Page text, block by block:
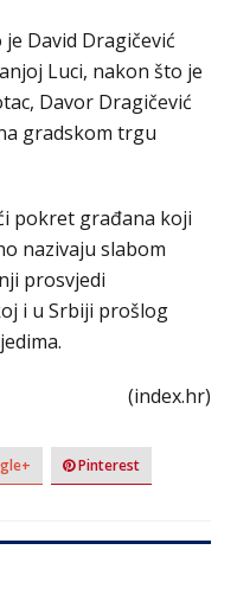
David Dragičević
Luci, nakon što je
Davor Dragičević
gradskom trgu
pokret građana koji
nazivaju slabom
prosvjedi
i u Srbiji prošlog
(index.hr)
Pinterest